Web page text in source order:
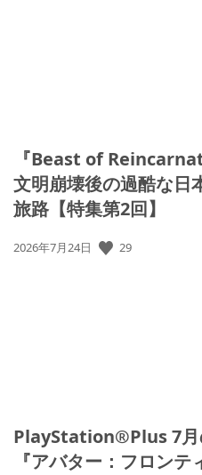
『Beast of
文明崩壊後の過酷な日
旅路【特集第2回】
公
2026年7月24日 29
PlayStation®Plus 7月
『アバター：フロン